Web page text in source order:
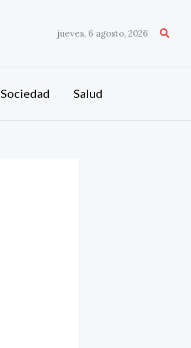
jueves, 6 agosto, 2026
Sociedad Salud